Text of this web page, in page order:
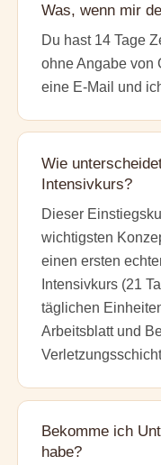
Was, wenn mir
Du hast 14 Tage
ohne Angabe von
eine E-Mail und
Wie
Intensivkurs?
Dieser
wichtigsten
einen ersten
Intensivkurs (21
täglichen
Arbeitsblatt und
Bekomme ich
habe?